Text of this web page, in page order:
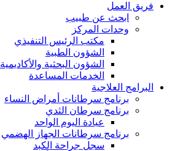
فريق العمل
ابحث عن طبيب
وحدات المركز
مكتب الرئيس التنفيذي
الشؤون الطبية
الشؤون البحثية والأكاديمية
الخدمات المساعدة
البرامج العلاجية
برنامج سرطانات أمراض النساء
برنامج سرطان الثدي
عيادة اليوم الواحد
برنامج سرطانات الجهاز الهضمي
سجل جراحة الكبد